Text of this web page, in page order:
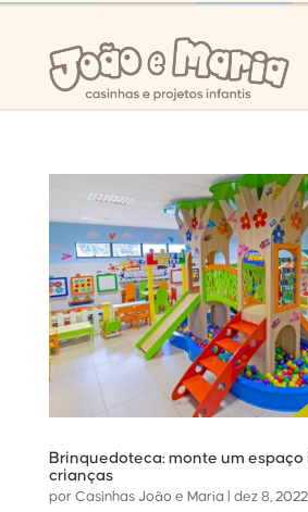
Brinquedoteca: monte um espaço
crianças
por Casinhas João e Maria dez 8, 2022